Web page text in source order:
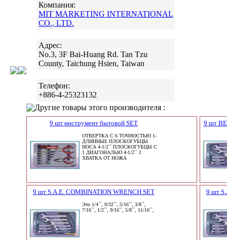
Компания:
MIT MARKETING INTERNATIONAL
CO., LTD.
Адрес:
No.3, 3F Bai-Huang Rd. Tan Tzu
County, Taichung Hsien, Taiwan
Телефон:
+886-4-25323132
Другие товары этого производителя :
9 шт инструмент бытовой SET
ОТВЕРТКА С 6 ТОЧНОСТЬЮ 1-
ДЛИННЫЕ ПЛОСКОГУБЦЫ
НОСА 4-1/2`` ПЛОСКОГУБЦЫ С
1 ДИАГОНАЛЬЮ 4-1/2`` 1
ХВАТКА ОТ НОЖА
9 шт
9 шт S.A.E. COMBINATION WRENCH SET
Это 1/4``, 9/32``, 5/16``, 3/8``,
7/16``, 1/2``, 9/16``, 5/8``, 11/16``,
9 шт